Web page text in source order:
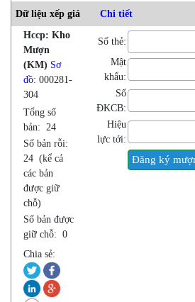
Dữ liệu xếp giá
Chi tiết
Hccp: Kho
Mượn
(KM) Sơ
đồ: 000281-
304
Tổng số
bản:
24
Số bản rỗi:
24 (kể cả
các bản
được giữ
chỗ)
Số bản được
giữ chỗ: 0
Chia sẻ:
Số thẻ:
Mật
khẩu:
Số
ĐKCB:
Hiệu
lực tới: